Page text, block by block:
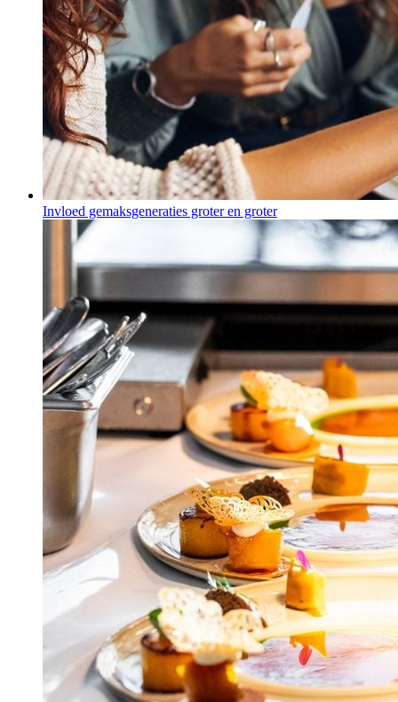
Invloed gemaksgeneraties groter en groter